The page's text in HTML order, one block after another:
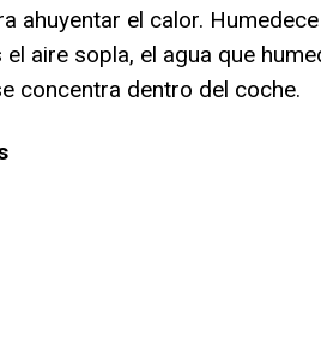
ahuyentar el calor.
aire sopla, el agua que
concentra dentro del coche.